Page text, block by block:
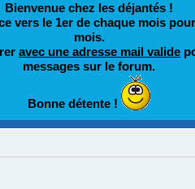
Bienvenue chez les déjantés !
vers le 1er de chaque mois
mois.
avec une adresse mail valide
messages sur le forum.
Bonne détente !